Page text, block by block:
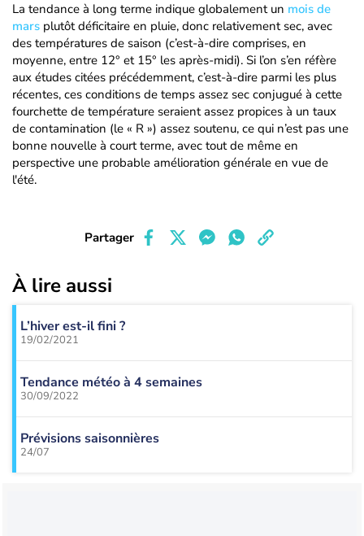
La tendance à long terme indique globalement un mois de
mars plutôt déficitaire en pluie, donc relativement sec, avec
des températures de saison (c’est-à-dire comprises, en
moyenne, entre 12° et 15° les après-midi). Si l’on s’en réfère
aux études citées précédemment, c’est-à-dire parmi les plus
récentes, ces conditions de temps assez sec conjugué à cette
fourchette de température seraient assez propices à un taux
de contamination (le « R ») assez soutenu, ce qui n’est pas une
bonne nouvelle à court terme, avec tout de même en
perspective une probable amélioration générale en vue de
l'été.
Partager
À lire aussi
L’hiver est-il fini ?
19/02/2021
Tendance météo à 4 semaines
30/09/2022
Prévisions saisonnières
24/07